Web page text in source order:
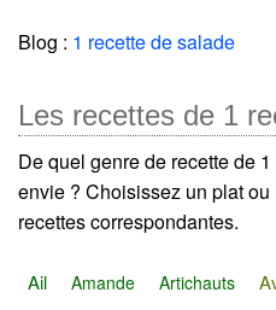
Blog : 1 recette de salade
Les recettes de 1
De quel genre de recette de
envie ? Choisissez un plat
recettes correspondantes.
Ail Amande Artichauts